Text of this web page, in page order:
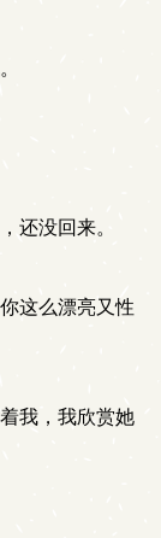
还没回来。
这么漂亮又性
我，我欣赏她